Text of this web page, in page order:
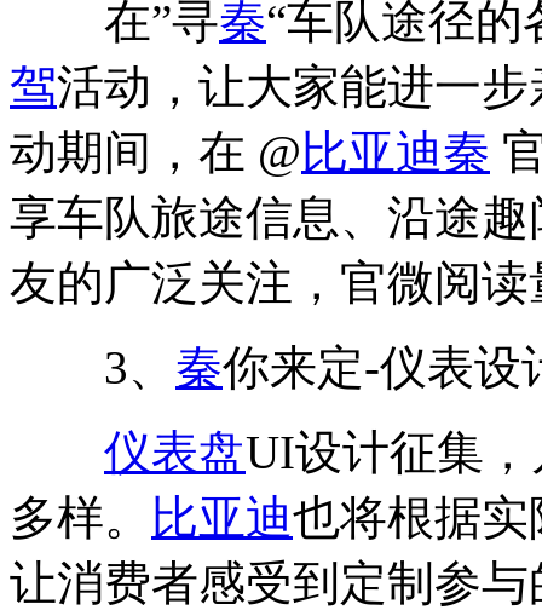
在”寻秦“车队途径
驾活动，让大家能进一
动期间，在 @比亚迪秦
享车队旅途信息、沿途
友的广泛关注，官微阅
3、 秦你来定-仪表设
仪表盘UI设计征集
多样。
比亚迪也将根据
让消费者感受到定制参